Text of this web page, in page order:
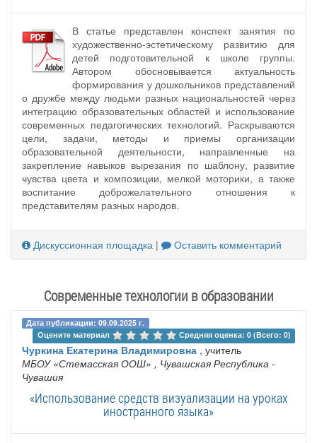
В статье представлен конспект занятия по
художественно-эстетическому развитию для
детей подготовительной к школе группы.
Автором обосновывается актуальность
формирования у дошкольников представлений
о дружбе между людьми разных национальностей через
интеграцию образовательных областей и использование
современных педагогических технологий. Раскрываются
цели, задачи, методы и приемы организации
образовательной деятельности, направленные на
закрепление навыков вырезания по шаблону, развитие
чувства цвета и композиции, мелкой моторики, а также
воспитание доброжелательного отношения к
представителям разных народов.
Дискуссионная площадка | Оставить комментарий
Современные технологии в образовании
Дата публикации: 09.09.2025 г.
Оцените материал
Средняя оценка: 0 (Всего: 0)
Чуркина Екатерина Владимировна , учитель
МБОУ «Стемасская ООШ» , Чувашская Республика -
Чувашия
«Использование средств визуализации на уроках
иностранного языка»